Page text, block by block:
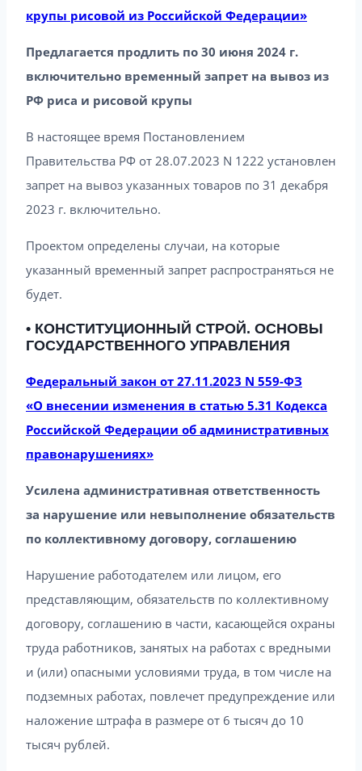
крупы рисовой из Российской Федерации»
Предлагается продлить по 30 июня 2024 г.
включительно временный запрет на вывоз из
РФ риса и рисовой крупы
В настоящее время Постановлением
Правительства РФ от 28.07.2023 N 1222 установлен
запрет на вывоз указанных товаров по 31 декабря
2023 г. включительно.
Проектом определены случаи, на которые
указанный временный запрет распространяться не
будет.
• КОНСТИТУЦИОННЫЙ СТРОЙ. ОСНОВЫ
ГОСУДАРСТВЕННОГО УПРАВЛЕНИЯ
Федеральный закон от 27.11.2023 N 559-ФЗ
«О внесении изменения в статью 5.31 Кодекса
Российской Федерации об административных
правонарушениях»
Усилена административная ответственность
за нарушение или невыполнение обязательств
по коллективному договору, соглашению
Нарушение работодателем или лицом, его
представляющим, обязательств по коллективному
договору, соглашению в части, касающейся охраны
труда работников, занятых на работах с вредными
и (или) опасными условиями труда, в том числе на
подземных работах, повлечет предупреждение или
наложение штрафа в размере от 6 тысяч до 10
тысяч рублей.